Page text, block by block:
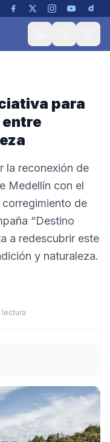
para
la reconexión de
Medellín con el
de
“Destino
a redescubrir este
y naturaleza.
lectura